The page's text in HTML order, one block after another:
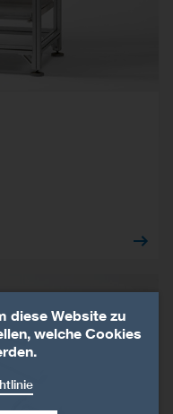
diese Website zu
welche Cookies